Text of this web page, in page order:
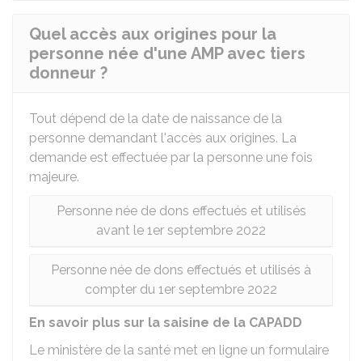
Quel accès aux origines pour la
personne née d'une AMP avec tiers
donneur ?
Tout dépend de la date de naissance de la
personne demandant l'accès aux origines. La
demande est effectuée par la personne une fois
majeure.
Personne née de dons effectués et utilisés
avant le 1er septembre 2022
Personne née de dons effectués et utilisés à
compter du 1er septembre 2022
En savoir plus sur la saisine de la CAPADD
Le ministère de la santé met en ligne un formulaire